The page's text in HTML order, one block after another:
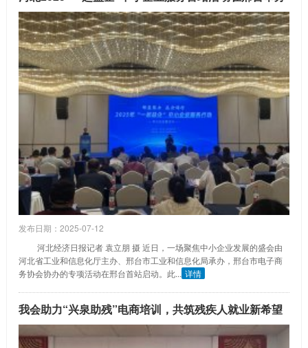
发布日期：2025-07-12
河北经济日报记者 袁立朋 摄 近日，一场聚焦中小企业发展的盛会由
河北省工业和信息化厅主办、邢台市工业和信息化局承办，邢台市电子商
务协会协办的专项活动在邢台首站启动。此... 详情
我会助力“兴泉助残”电商培训，共筑残疾人就业新希望